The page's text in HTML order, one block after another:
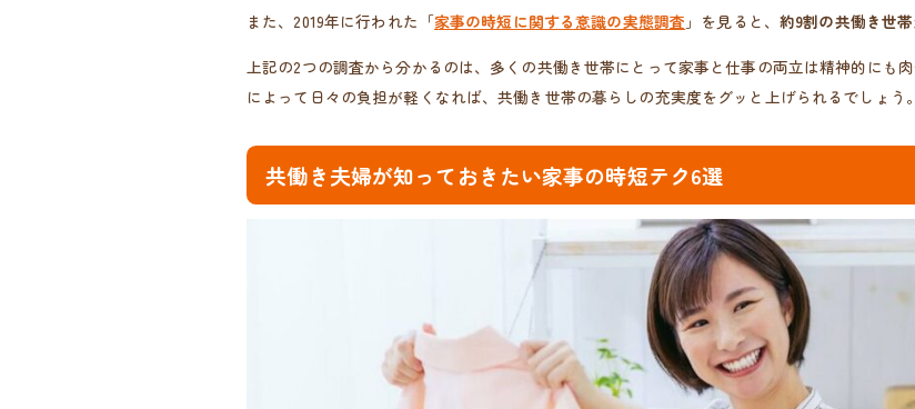
また、2019年に行われた「家事の時短に関する意識の実態調査 」を見ると、 約9割の共働き世
上記の2つの調査から分かるのは、多くの共働き世帯にとって家事と仕事の両立は精神的にも
によって日々の負担が軽くなれば、共働き世帯の暮らしの充実度をグッと上げられるでしょう。
共働き夫婦が知っておきたい家事の時短テク6選